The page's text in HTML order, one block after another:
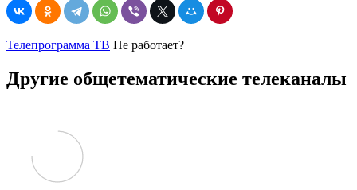
Телепрограмма ТВ Не работает?
Другие общетематические телеканалы